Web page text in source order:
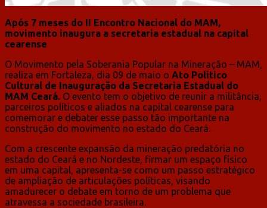
Após 7 meses do II Encontro Nacional do MAM,
movimento inaugura a secretaria estadual na capital
cearense
O Movimento pela Soberania Popular na Mineração – MAM,
realiza em Fortaleza, dia 09 de maio o Ato Político
Cultural de Inauguração da Secretaria Estadual do
MAM Ceará. O evento tem o objetivo de reunir a militância,
parceiros políticos e aliados na capital cearense para
comemorar e debater esse passo tão importante na
construção do movimento no estado do Ceará.
Com a crescente expansão da mineração predatória no
estado do Ceará e no Nordeste, firmar um espaço físico
em uma capital, apresenta-se como um passo estratégico
de ampliação de articulações políticas, visando
amadurecer o debate em torno de um problema que
atravessa a sociedade brasileira.